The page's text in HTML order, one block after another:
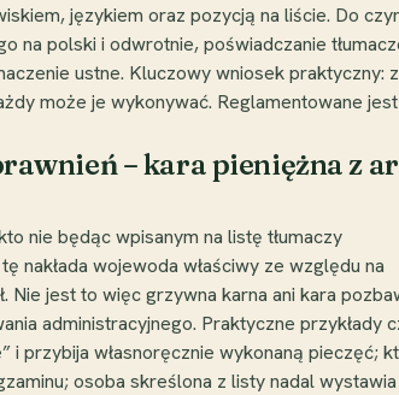
językiem oraz pozycją na liście. Do
na polski i odwrotnie, poświadczanie
ustne. Kluczowy wniosek praktyczny:
może je wykonywać. Reglamentowane jest
– kara pieniężna z
nie będąc wpisanym na listę tłumaczy
nakłada wojewoda właściwy ze względu na
jest to więc grzywna karna ani kara
administracyjnego. Praktyczne przykłady
i przybija własnoręcznie wykonaną pieczęć;
osoba skreślona z listy nadal wystawia